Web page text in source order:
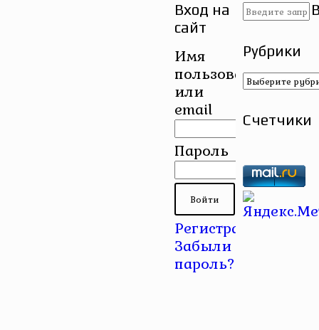
Вход на
сайт
Имя
пользователя
или
email
Пароль
Регистрация
Забыли
пароль?
Рубрики
Рубрики
Счетчики